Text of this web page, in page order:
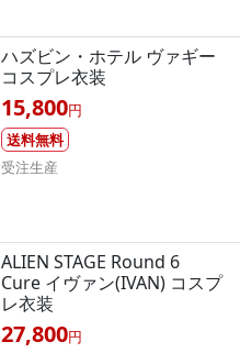
ハズビン・ホテル ヴァギー
コスプレ衣装
15,800円
送料無料
受注生産
ALIEN STAGE Round 6
Cure イヴァン(IVAN) コスプ
レ衣装
27,800円